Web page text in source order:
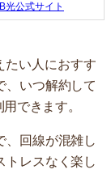
光公式サイト
たい人におすす
、いつ解約して
できます。
、回線が混雑し
トレスなく楽し